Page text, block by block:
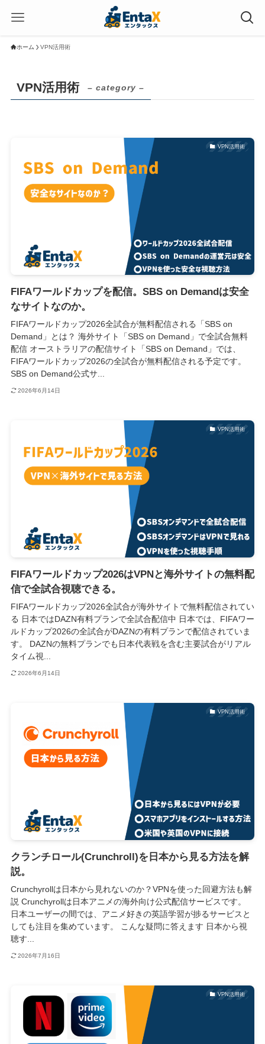
ホーム VPN活用術
VPN活用術 – category –
VPN活用術
FIFAワールドカップを配信。SBS on Demandは安全
なサイトなのか。
FIFAワールドカップ2026全試合が無料配信される「SBS on
Demand」とは？ 海外サイト「SBS on Demand」で全試合無料
配信 オーストラリアの配信サイト「SBS on Demand」では、
FIFAワールドカップ2026の全試合が無料配信される予定です。
SBS on Demand公式サ...
2026年6月14日
VPN活用術
FIFAワールドカップ2026はVPNと海外サイトの無料配
信で全試合視聴できる。
FIFAワールドカップ2026全試合が海外サイトで無料配信されてい
る 日本ではDAZN有料プランで全試合配信中 日本では、FIFAワー
ルドカップ2026の全試合がDAZNの有料プランで配信されていま
す。 DAZNの無料プランでも日本代表戦を含む主要試合がリアル
タイム視...
2026年6月14日
VPN活用術
クランチロール(Crunchroll)を日本から見る方法を解
説。
Crunchyrollは日本から見れないのか？VPNを使った回避方法も解
説 Crunchyrollは日本アニメの海外向け公式配信サービスです。
日本ユーザーの間では、アニメ好きの英語学習が捗るサービスと
しても注目を集めています。 こんな疑問に答えます 日本から視
聴す...
2026年7月16日
VPN活用術